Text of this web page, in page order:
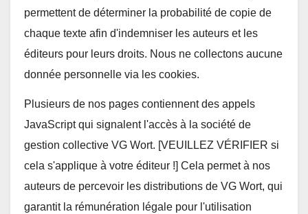
permettent de déterminer la probabilité de copie de
chaque texte afin d'indemniser les auteurs et les
éditeurs pour leurs droits. Nous ne collectons aucune
donnée personnelle via les cookies.
Plusieurs de nos pages contiennent des appels
JavaScript qui signalent l'accès à la société de
gestion collective VG Wort. [VEUILLEZ VÉRIFIER si
cela s'applique à votre éditeur !] Cela permet à nos
auteurs de percevoir les distributions de VG Wort, qui
garantit la rémunération légale pour l'utilisation